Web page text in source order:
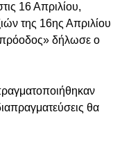
16 Απριλίου,
της 16ης Απριλίου
πρόοδος» δήλωσε ο
θα